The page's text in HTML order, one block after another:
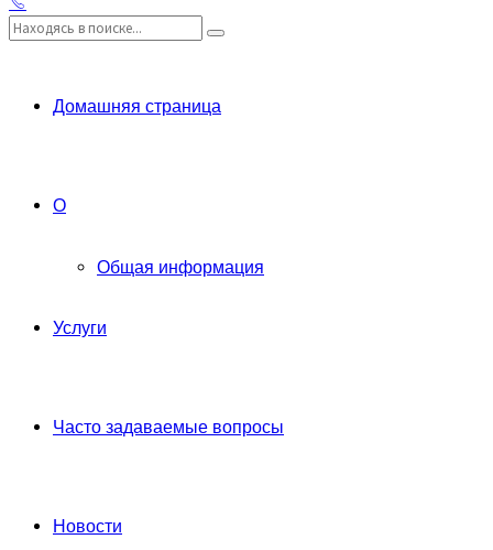
Домашняя страница
О
Общая информация
Услуги
Часто задаваемые вопросы
Новости